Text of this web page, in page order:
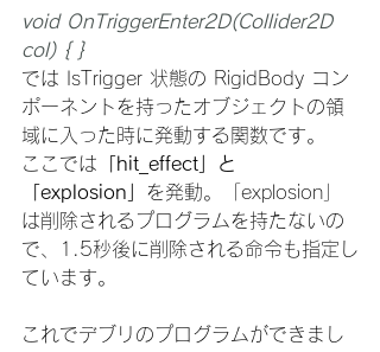
void OnTriggerEnter2D(Collider2D
col) { }
では IsTrigger 状態の RigidBody コン
ポーネントを持ったオブジェクトの領
域に入った時に発動する関数です。
ここでは 「hit_effect」と
「explosion」 を発動。「explosion」
は削除されるプログラムを持たないの
で、1.5秒後に削除される命令も指定し
ています。
これでデブリのプログラムができまし